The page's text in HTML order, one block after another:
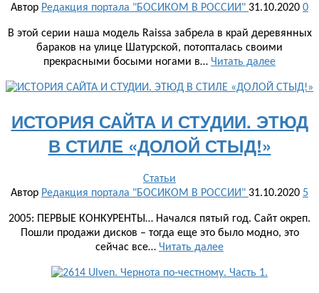
Автор Редакция портала "БОСИКОМ В РОССИИ" 31.10.2020 0
В этой серии наша модель Raissa забрела в край деревянных
бараков на улице Шатурской, потопталась своими
прекрасными босыми ногами в… Читать далее
ИСТОРИЯ САЙТА И СТУДИИ. ЭТЮД
В СТИЛЕ «ДОЛОЙ СТЫД!»
Статьи
Автор Редакция портала "БОСИКОМ В РОССИИ" 31.10.2020 5
2005: ПЕРВЫЕ КОНКУРЕНТЫ… Начался пятый год. Сайт окреп.
Пошли продажи дисков – тогда еще это было модно, это
сейчас все… Читать далее